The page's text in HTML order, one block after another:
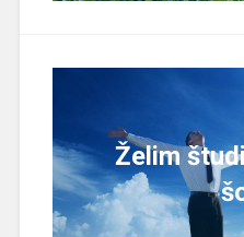
Želim